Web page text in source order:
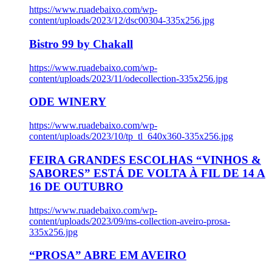
https://www.ruadebaixo.com/wp-
content/uploads/2023/12/dsc00304-335x256.jpg
Bistro 99 by Chakall
https://www.ruadebaixo.com/wp-
content/uploads/2023/11/odecollection-335x256.jpg
ODE WINERY
https://www.ruadebaixo.com/wp-
content/uploads/2023/10/tp_tl_640x360-335x256.jpg
FEIRA GRANDES ESCOLHAS “VINHOS &
SABORES” ESTÁ DE VOLTA À FIL DE 14 A
16 DE OUTUBRO
https://www.ruadebaixo.com/wp-
content/uploads/2023/09/ms-collection-aveiro-prosa-
335x256.jpg
“PROSA” ABRE EM AVEIRO